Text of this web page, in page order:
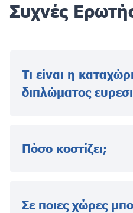
Συχνές
Τι είναι η
διπλώματος
Πόσο κοστίζει;
Σε ποιες χώρες